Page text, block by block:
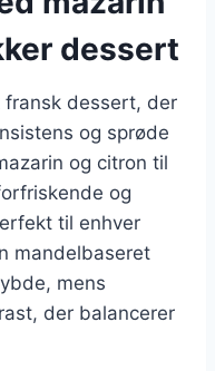
dessert
fransk dessert, der
og sprøde
og citron til
og
til enhver
mandelbaseret
mens
der balancerer